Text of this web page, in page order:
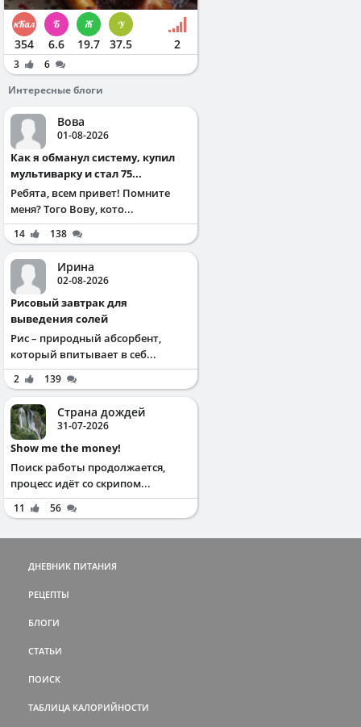
354 6.6 19.7 37.5 2
3
6
Интересные блоги
Вова
01-08-2026
Как я обманул систему, купил
мультиварку и стал 75...
Ребята, всем привет! Помните
меня? Того Вову, кото...
14 138
Ирина
02-08-2026
Рисовый завтрак для
выведения солей
Рис – природный абсорбент,
который впитывает в себ...
2 139
Страна дождей
31-07-2026
Show me the money!
Поиск работы продолжается,
процесс идёт со скрипом...
11 56
ДНЕВНИК ПИТАНИЯ
РЕЦЕПТЫ
БЛОГИ
СТАТЬИ
ПОИСК
ТАБЛИЦА КАЛОРИЙНОСТИ